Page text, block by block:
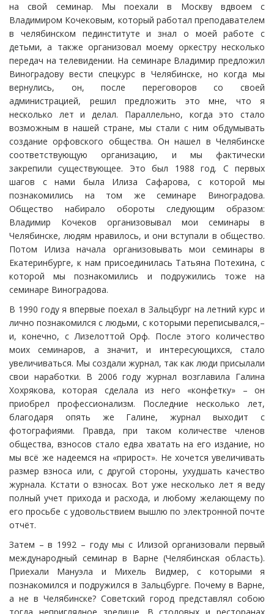
на свой семинар. Мы поехали в Москву вдвоем с
Владимиром Кочековым, который работал преподавателем
в челябинском пединституте и знал о моей работе с
детьми, а также организовал моему оркестру несколько
передач на телевидении. На семинаре Владимир предложил
Виноградову вести спецкурс в Челябинске, но когда мы
вернулись, он, после переговоров со своей
администрацией, решил предложить это мне, что я
несколько лет и делал. Параллельно, когда это стало
возможным в нашей стране, мы стали с ним обдумывать
создание орфовского общества. Он нашел в Челябинске
соответствующую организацию, и мы фактически
закрепили существующее. Это был 1988 год. С первых
шагов с нами была Илиза Сафарова, с которой мы
познакомились на том же семинаре Виноградова.
Общество набирало обороты следующим образом:
Владимир Кочеков организовывал мои семинары в
Челябинске, людям нравилось, и они вступали в общество.
Потом Илиза начала организовывать мои семинары в
Екатеринбурге, к нам присоединилась Татьяна Потехина, с
которой мы познакомились и подружились тоже на
семинаре Виноградова.
В 1990 году я впервые поехал в Зальцбург на летний курс и
лично познакомился с людьми, с которыми переписывался,–
и, конечно, с Лизелоттой Орф. После этого количество
моих семинаров, а значит, и интересующихся, стало
увеличиваться. Мы создали журнал, так как люди присылали
свои наработки. В 2006 году журнал возглавила Галина
Хохрякова, которая сделала из него «конфетку» – он
приобрел профессионализм. Последние несколько лет,
благодаря опять же Галине, журнал выходит с
фотографиями. Правда, при таком количестве членов
общества, взносов стало едва хватать на его издание, но
мы всё же надеемся на «прирост». Не хочется увеличивать
размер взноса или, с другой стороны, ухудшать качество
журнала. Кстати о взносах. Вот уже несколько лет я веду
полный учет прихода и расхода, и любому желающему по
его просьбе с удовольствием вышлю по электронной почте
отчёт.
Затем – в 1992 – году мы с Илизой организовали первый
международный семинар в Варне (Челябинская область).
Приехали Мануэла и Михель Видмер, с которыми я
познакомился и подружился в Зальцбурге. Почему в Варне,
а не в Челябинске? Советский город представлял собою